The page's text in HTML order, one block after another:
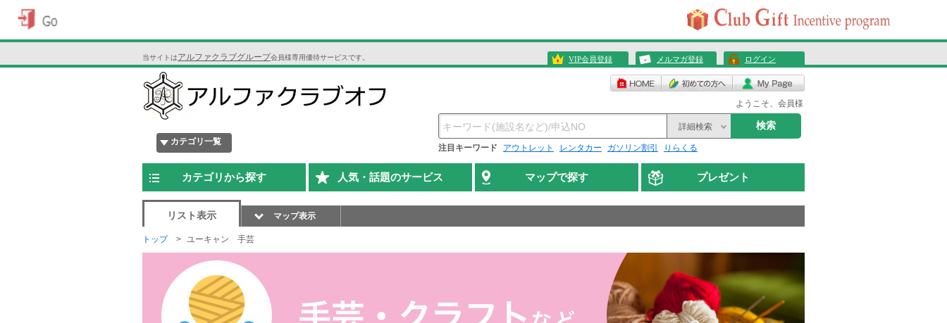
当サイトはアルファクラブグループ会員様専用優待サービスです。 VIP会員登録 メルマガ登録 ログイン
ようこそ、会員様
カテゴリ一覧
詳細検索 検索
注目キーワード アウトレット レンタカー ガソリン割引 りらくる
カテゴリから探す 人気・話題のサービス マップで探す プレゼント
リスト表示 マップ表示
トップ ユーキャン 手芸